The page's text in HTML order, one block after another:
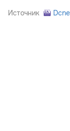
Источник